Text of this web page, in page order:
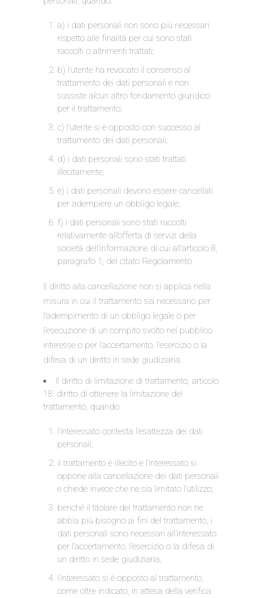
a) i dati personali non sono più necessari
rispetto alle finalità per cui sono stati
raccolti o altrimenti trattati;
b) l’utente ha revocato il consenso al
trattamento dei dati personali e non
sussiste alcun altro fondamento giuridico
per il trattamento;
c) l’utente si è opposto con successo al
trattamento dei dati personali;
d) i dati personali sono stati trattati
illecitamente;
e) i dati personali devono essere cancellati
per adempiere un obbligo legale;
f) i dati personali sono stati raccolti
relativamente all’offerta di servizi della
società dell’informazione di cui all’articolo 8,
paragrafo 1, del citato Regolamento.
Il diritto alla cancellazione non si applica nella
misura in cui il trattamento sia necessario per
l’adempimento di un obbligo legale o per
l’esecuzione di un compito svolto nel pubblico
interesse o per l’accertamento, l’esercizio o la
difesa di un diritto in sede giudiziaria.
Il diritto di limitazione di trattamento, articolo
18: diritto di ottenere la limitazione del
trattamento, quando:
l’interessato contesta l’esattezza dei dati
personali;
il trattamento è illecito e l’interessato si
oppone alla cancellazione dei dati personali
e chiede invece che ne sia limitato l’utilizzo;
benché il titolare del trattamento non ne
abbia più bisogno ai fini del trattamento, i
dati personali sono necessari all’interessato
per l’accertamento, l’esercizio o la difesa di
un diritto in sede giudiziaria;
l’interessato si è opposto al trattamento,
come oltre indicato, in attesa della verifica